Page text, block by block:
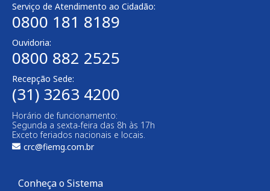
Serviço de Atendimento ao Cidadão:
0800 181 8189
Ouvidoria:
0800 882 2525
Recepção Sede:
(31) 3263 4200
Horário de funcionamento:
Segunda a sexta-feira das 8h às 17h
Exceto feriados nacionais e locais.
crc@fiemg.com.br
Conheça o Sistema